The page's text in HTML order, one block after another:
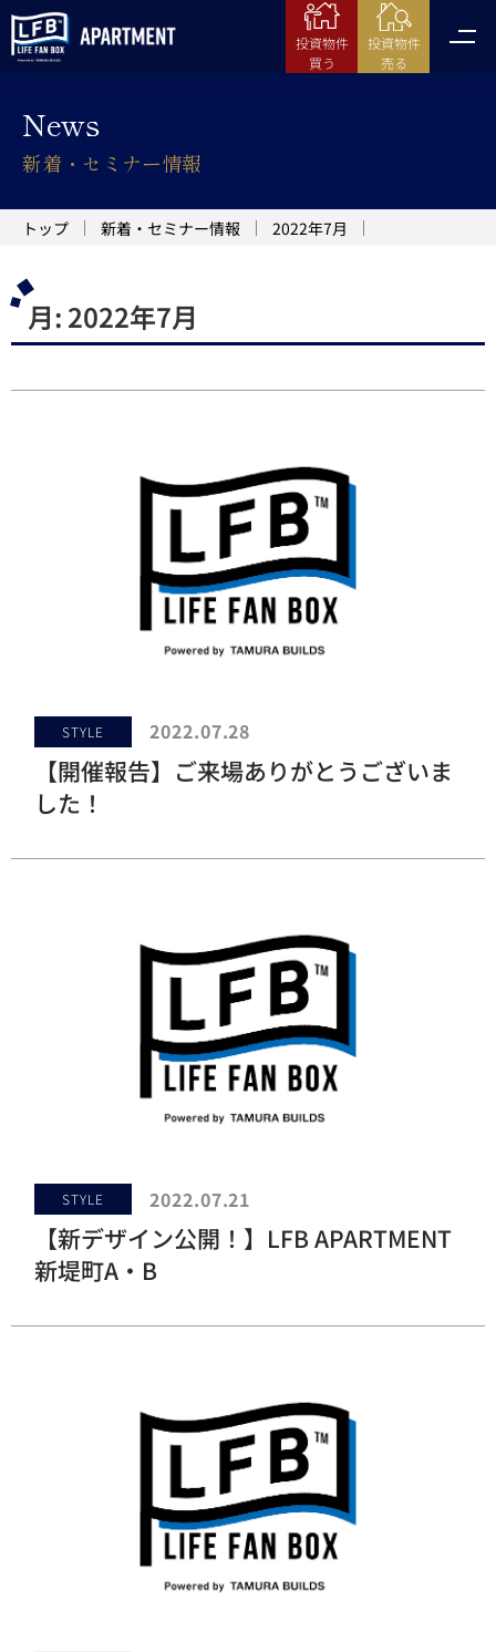
投資物件
買う
投資物件
売る
News
新着・セミナー情報
トップ 新着・セミナー情報 2022年7月
月: 2022年7月
STYLE 2022.07.28
【開催報告】ご来場ありがとうございま
した！
STYLE 2022.07.21
【新デザイン公開！】LFB APARTMENT
新堤町A・B